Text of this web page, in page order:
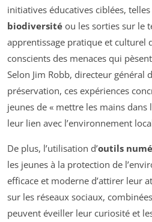
initiatives éducatives ciblées,
biodiversité ou les sorties sur le
apprentissage pratique et culturel
conscients des menaces qui
Selon Jim Robb, directeur général
préservation, ces expériences
jeunes de « mettre les mains
leur lien avec l’environnement
De plus, l’utilisation d’outils
les jeunes à la protection de
efficace et moderne d’attirer leur
sur les réseaux sociaux,
peuvent éveiller leur curiosité et